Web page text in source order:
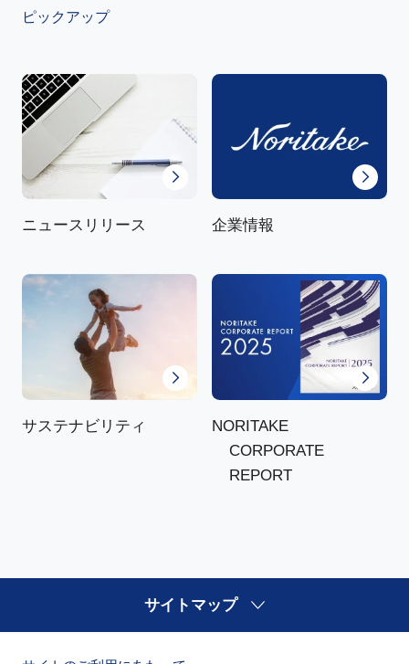
ピックアップ
ニュースリリース 企業情報
サステナビリティ
NORITAKE
CORPORATE
REPORT
サイトマップ